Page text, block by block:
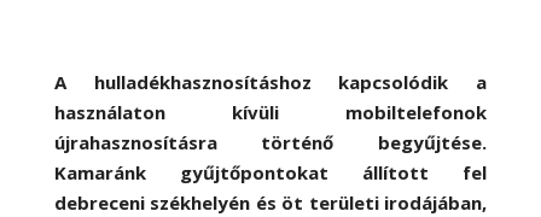
A hulladékhasznosításhoz kapcsolódik a
használaton kívüli mobiltelefonok
újrahasznosításra történő begyűjtése.
Kamaránk gyűjtőpontokat állított fel
debreceni székhelyén és öt területi irodájában,